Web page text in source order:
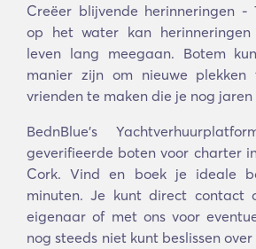
Creëer blijvende herinneringen -
op het water kan
leven lang meegaan. Botem
manier zijn om nieuwe plekken
vrienden te maken die je nog
BednBlue's
geverifieerde boten voor charter
Cork. Vind en boek je ideale
minuten. Je kunt direct contact
eigenaar of met ons voor
nog steeds niet kunt beslissen